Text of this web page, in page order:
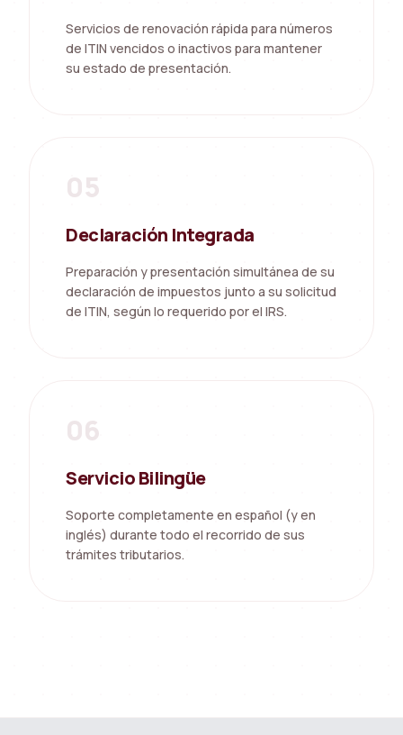
Servicios de renovación rápida para números
de ITIN vencidos o inactivos para mantener
su estado de presentación.
05
Declaración Integrada
Preparación y presentación simultánea de su
declaración de impuestos junto a su solicitud
de ITIN, según lo requerido por el IRS.
06
Servicio Bilingüe
Soporte completamente en español (y en
inglés) durante todo el recorrido de sus
trámites tributarios.